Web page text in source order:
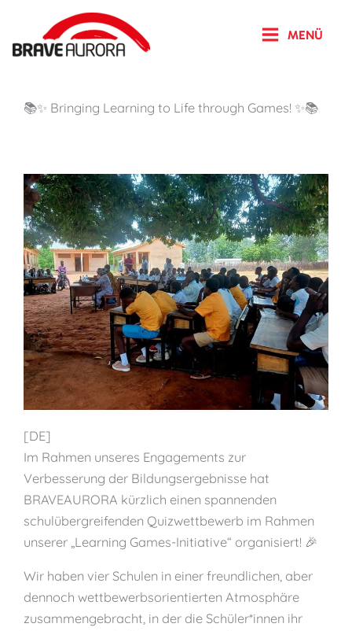
springen
MENÜ
📚✨ Bringing Learning to Life through Games! ✨📚
[DE]
Im Rahmen unseres Engagements zur
Verbesserung der Bildungsergebnisse hat
BRAVEAURORA kürzlich einen spannenden
schulübergreifenden Quizwettbewerb im Rahmen
unserer „Learning Games-Initiative“ organisiert! 🎉
Wir haben vier Schulen in einer freundlichen, aber
dennoch wettbewerbsorientierten Atmosphäre
zusammengebracht, in der die Schüler*innen ihr